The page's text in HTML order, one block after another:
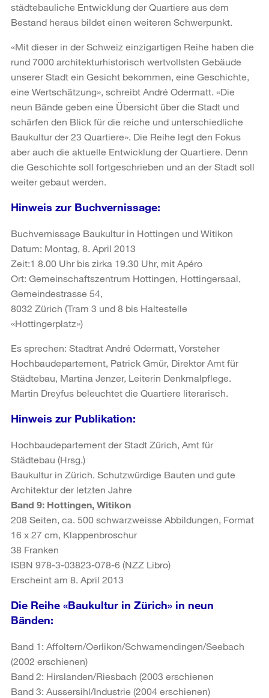
städtebauliche Entwicklung der Quartiere aus dem
Bestand heraus bildet einen weiteren Schwerpunkt.
«Mit dieser in der Schweiz einzigartigen Reihe haben die
rund 7000 architekturhistorisch wertvollsten Gebäude
unserer Stadt ein Gesicht bekommen, eine Geschichte,
eine Wertschätzung», schreibt André Odermatt. «Die
neun Bände geben eine Übersicht über die Stadt und
schärfen den Blick für die reiche und unterschiedliche
Baukultur der 23 Quartiere». Die Reihe legt den Fokus
aber auch die aktuelle Entwicklung der Quartiere. Denn
die Geschichte soll fortgeschrieben und an der Stadt soll
weiter gebaut werden.
Hinweis zur Buchvernissage:
Buchvernissage Baukultur in Hottingen und Witikon
Datum: Montag, 8. April 2013
Zeit:1 8.00 Uhr bis zirka 19.30 Uhr, mit Apéro
Ort: Gemeinschaftszentrum Hottingen, Hottingersaal,
Gemeindestrasse 54,
8032 Zürich (Tram 3 und 8 bis Haltestelle
«Hottingerplatz»)
Es sprechen: Stadtrat André Odermatt, Vorsteher
Hochbaudepartement, Patrick Gmür, Direktor Amt für
Städtebau, Martina Jenzer, Leiterin Denkmalpflege.
Martin Dreyfus beleuchtet die Quartiere literarisch.
Hinweis zur Publikation:
Hochbaudepartement der Stadt Zürich, Amt für
Städtebau (Hrsg.)
Baukultur in Zürich. Schutzwürdige Bauten und gute
Architektur der letzten Jahre
Band 9: Hottingen, Witikon
208 Seiten, ca. 500 schwarzweisse Abbildungen, Format
16 x 27 cm, Klappenbroschur
38 Franken
ISBN 978-3-03823-078-6 (NZZ Libro)
Erscheint am 8. April 2013
Die Reihe «Baukultur in Zürich» in neun
Bänden:
Band 1: Affoltern/Oerlikon/Schwamendingen/Seebach
(2002 erschienen)
Band 2: Hirslanden/Riesbach (2003 erschienen
Band 3: Aussersihl/Industrie (2004 erschienen)